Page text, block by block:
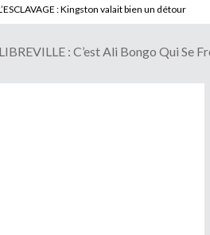
quitte le pouvoir sans partir !
: C’est Ali Bongo Qui Se